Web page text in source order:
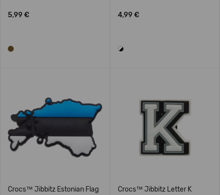
5,99 € 4,99 €
Crocs™ Jibbitz Estonian Flag Crocs™ Jibbitz Letter K